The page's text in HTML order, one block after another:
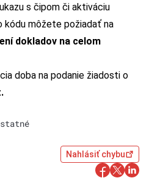
s čipom či aktiváciu
kódu môžete požiadať na
dokladov na celom
doba na podanie žiadosti o
Nahlásiť chybu